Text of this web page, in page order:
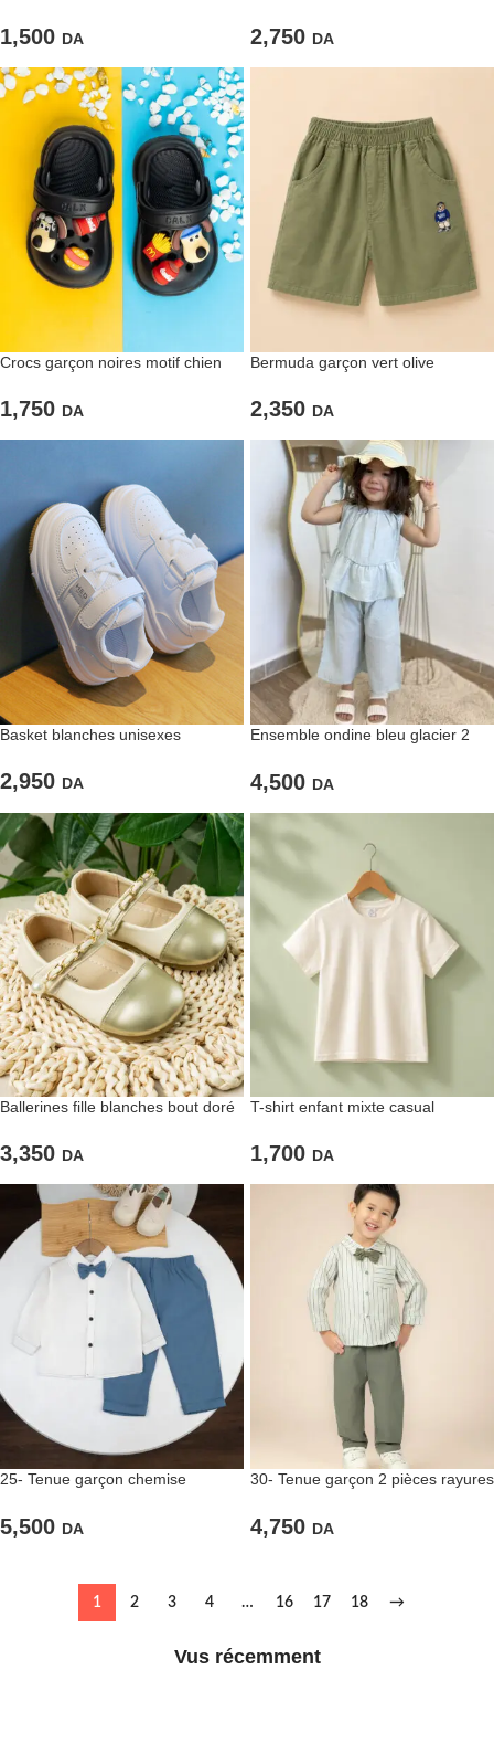
1,500 DA 2,750 DA
Crocs garçon noires motif chien
1,750 DA
Bermuda garçon vert olive
2,350 DA
Basket blanches unisexes
2,950 DA
Ensemble ondine bleu glacier 2
4,500 DA
Ballerines fille blanches bout doré
3,350 DA
T-shirt enfant mixte casual
1,700 DA
25- Tenue garçon chemise
5,500 DA
30- Tenue garçon 2 pièces rayures
4,750 DA
1 2 3 4 … 16 17 18 →
Vus récemment